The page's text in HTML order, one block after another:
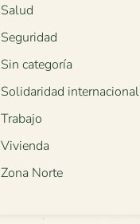
Salud
Seguridad
Sin categoría
Solidaridad internacional
Trabajo
Vivienda
Zona Norte